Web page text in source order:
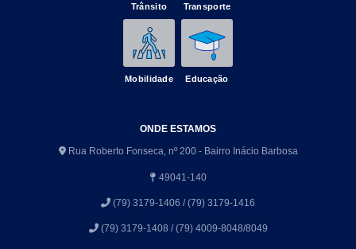
Trânsito Transporte
Mobilidade Educação
ONDE ESTAMOS
Rua Roberto Fonseca, nº 200 - Bairro Inácio Barbosa
49041-140
(79) 3179-1406 / (79) 3179-1416
(79) 3179-1408 / (79) 4009-8048/8049